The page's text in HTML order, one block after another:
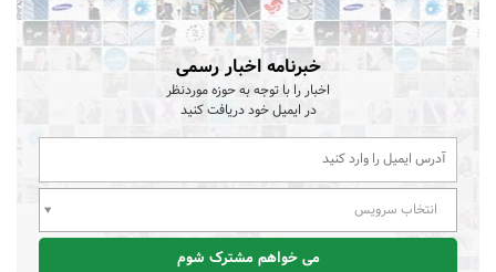
خبرنامه اخبار رسمی
اخبار را با توجه به حوزه موردنظر
در ایمیل خود دریافت کنید
انتخاب سرویس
می خواهم مشترک شوم